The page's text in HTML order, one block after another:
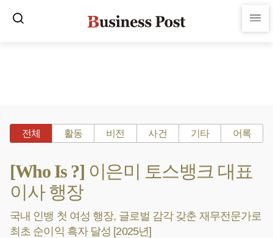
전체 활동 비전 사건 기타 어록
[Who Is ?] 이은미 토스뱅크 대표
이사 행장
국내 인뱅 첫 여성 행장, 글로벌 감각 갖춘 재무전문가로
최초 순이익 흑자 달성 [2025년]